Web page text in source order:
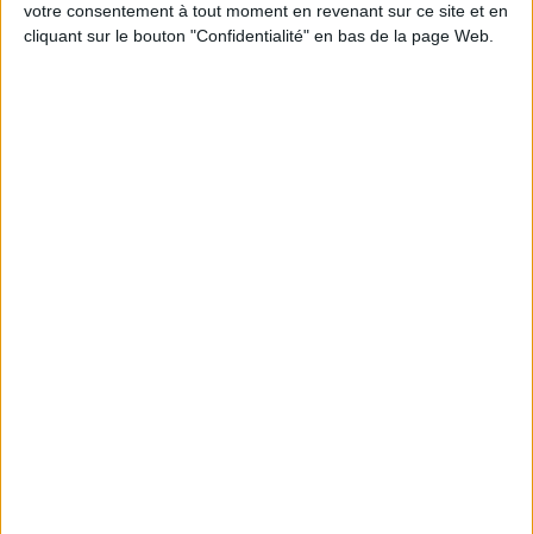
votre consentement à tout moment en revenant sur ce site et en
cliquant sur le bouton "Confidentialité" en bas de la page Web.